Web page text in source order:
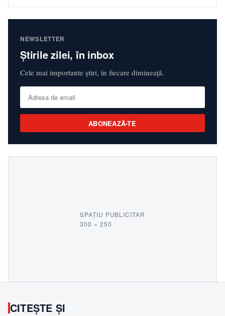
NEWSLETTER
Știrile zilei, în inbox
Cele mai importante știri, în fiecare dimineață.
ABONEAZĂ-TE
SPAȚIU PUBLICITAR
300 × 250
CITEȘTE ȘI